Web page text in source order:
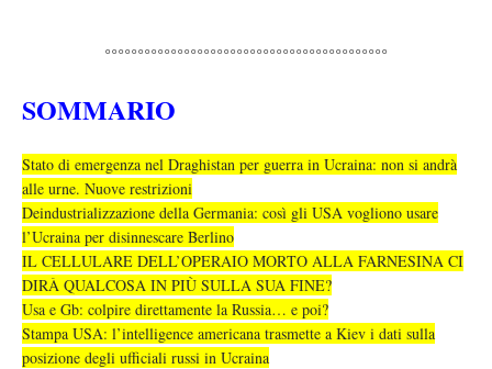
°°°°°°°°°°°°°°°°°°°°°°°°°°°°°°°°°°°°°°°°°°°
SOMMARIO
Stato di emergenza nel Draghistan per guerra in Ucraina: non si andrà
alle urne. Nuove restrizioni
Deindustrializzazione della Germania: così gli USA vogliono usare
l’Ucraina per disinnescare Berlino
IL CELLULARE DELL’OPERAIO MORTO ALLA FARNESINA CI
DIRÀ QUALCOSA IN PIÙ SULLA SUA FINE?
Usa e Gb: colpire direttamente la Russia… e poi?
Stampa USA: l’intelligence americana trasmette a Kiev i dati sulla
posizione degli ufficiali russi in Ucraina